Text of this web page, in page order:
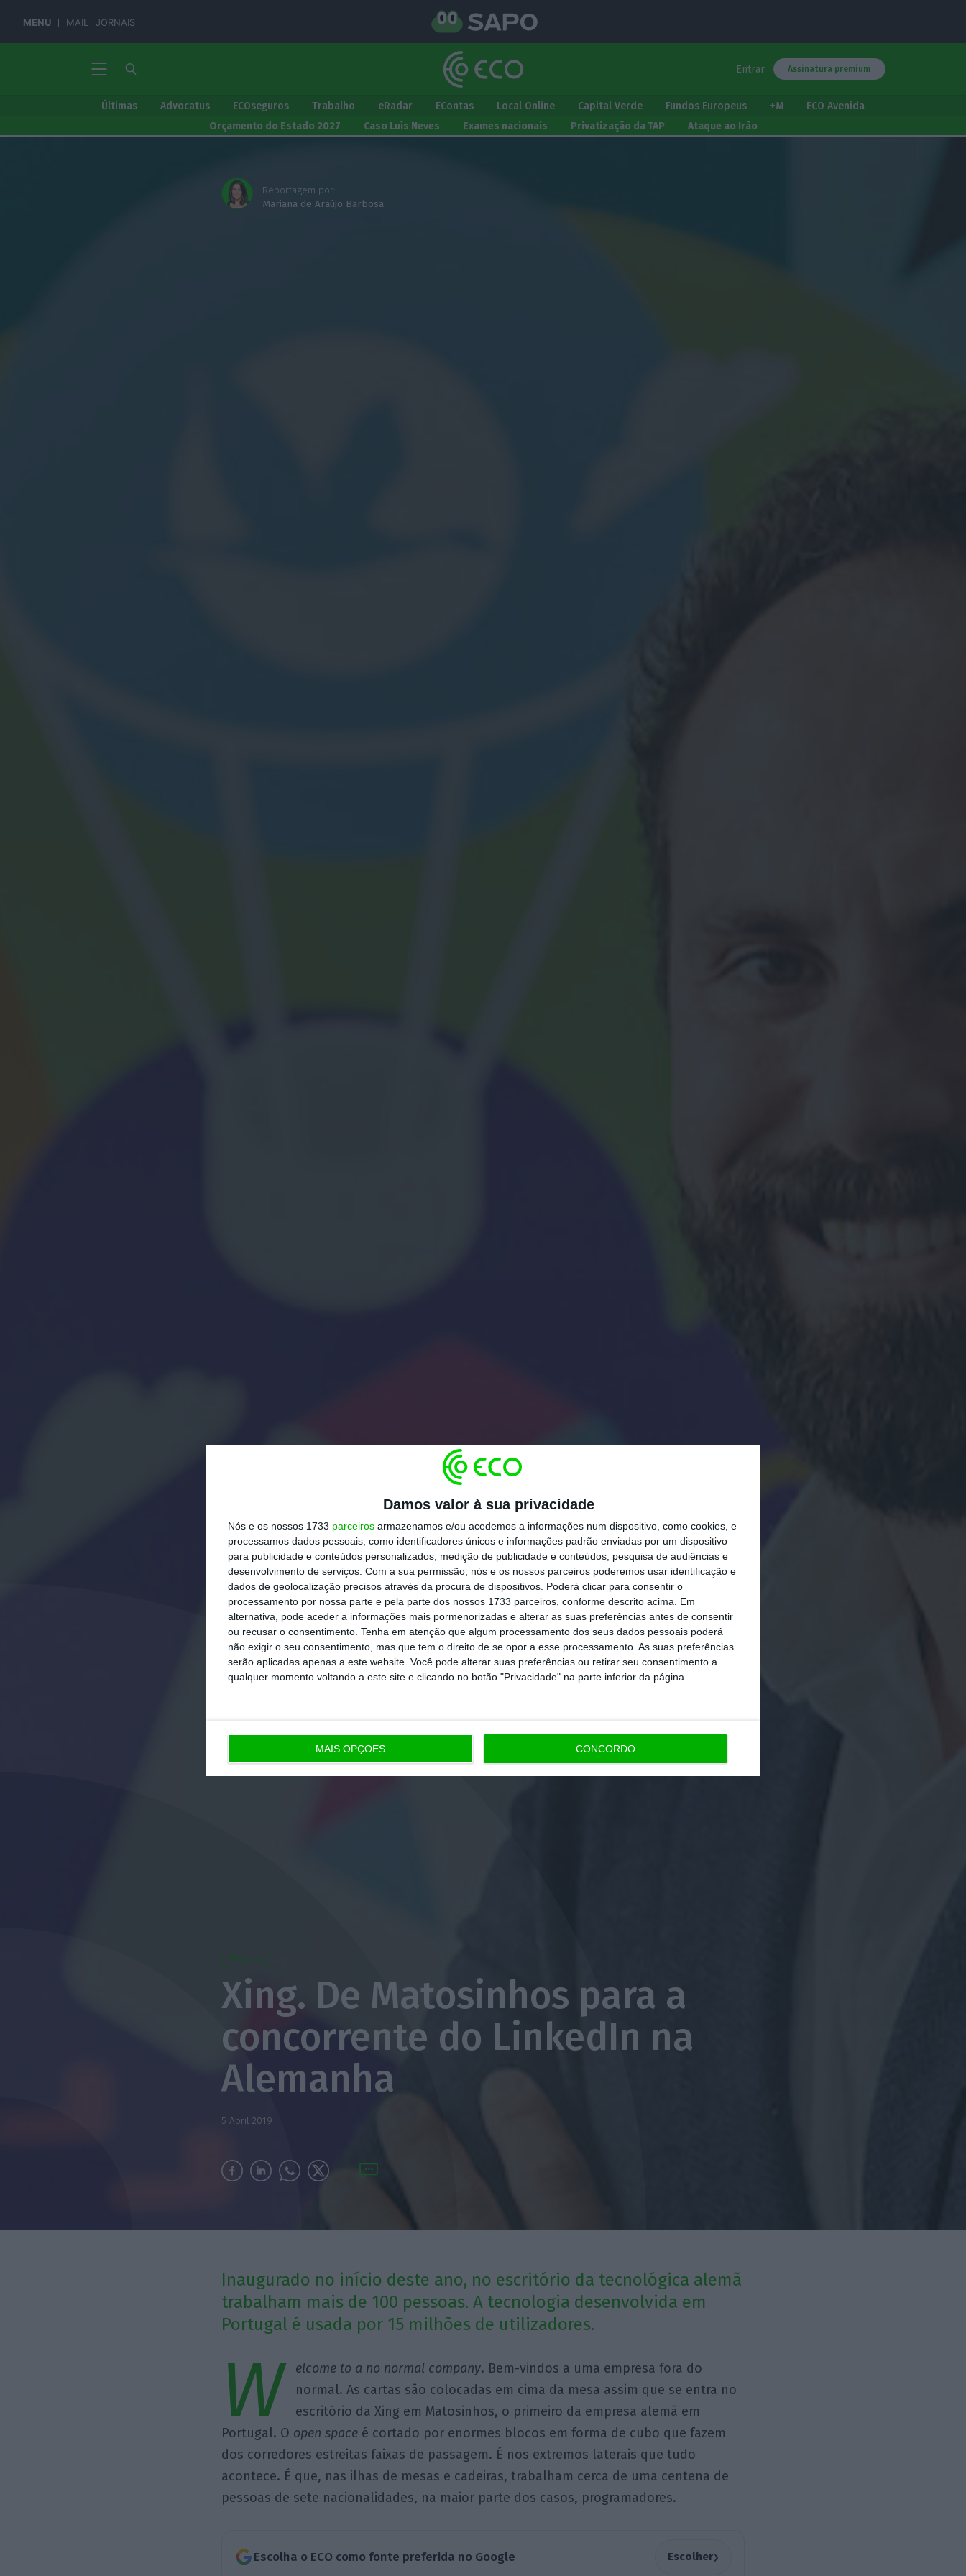
Damos valor à sua privacidade
Nós e os nossos 1733 parceiros armazenamos e/ou acedemos a informações num dispositivo, como cookies, e
processamos dados pessoais, como identificadores únicos e informações padrão enviadas por um dispositivo
para publicidade e conteúdos personalizados, medição de publicidade e conteúdos, pesquisa de audiências e
desenvolvimento de serviços. Com a sua permissão, nós e os nossos parceiros poderemos usar identificação e
dados de geolocalização precisos através da procura de dispositivos. Poderá clicar para consentir o
processamento por nossa parte e pela parte dos nossos 1733 parceiros, conforme descrito acima. Em
alternativa, pode aceder a informações mais pormenorizadas e alterar as suas preferências antes de consentir
ou recusar o consentimento. Tenha em atenção que algum processamento dos seus dados pessoais poderá
não exigir o seu consentimento, mas que tem o direito de se opor a esse processamento. As suas preferências
serão aplicadas apenas a este website. Você pode alterar suas preferências ou retirar seu consentimento a
qualquer momento voltando a este site e clicando no botão "Privacidade" na parte inferior da página.
MAIS OPÇÕES CONCORDO
MENU MAIL JORNAIS
Entrar Assinatura premium
Últimas Advocatus ECOseguros Trabalho eRadar EContas Local Online Capital Verde Fundos Europeus +M
ECO Avenida
Orçamento do Estado 2027
Caso Luís Neves Exames nacionais Privatização da TAP Ataque ao Irão
Reportagem por:
Mariana de Araújo Barbosa
Pessoas
Xing. De Matosinhos para a
concorrente do LinkedIn na
Alemanha
5 Abril 2019
Inaugurado no início deste ano, no escritório da tecnológica alemã
trabalham mais de 100 pessoas. A tecnologia desenvolvida em
Portugal é usada por 15 milhões de utilizadores.
W elcome to a no normal company. Bem-vindos a uma empresa fora do
normal. As cartas são colocadas em cima da mesa assim que se entra no
escritório da Xing em Matosinhos, o primeiro da empresa alemã em
Portugal. O open space é cortado por enormes blocos em forma de cubo que fazem
dos corredores estreitas faixas de passagem. É nos extremos laterais que tudo
acontece. É que, nas ilhas de mesas e cadeiras, trabalham cerca de uma centena de
pessoas de sete nacionalidades, na maior parte dos casos, programadores.
Escolha o ECO como fonte preferida no Google Escolher›